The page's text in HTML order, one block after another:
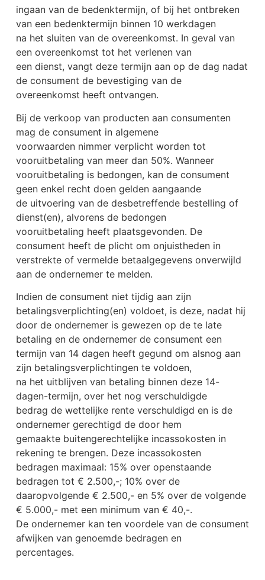
ingaan van de bedenktermijn, of bij het ontbreken
van een bedenktermijn binnen 10 werkdagen
na het sluiten van de overeenkomst. In geval van
een overeenkomst tot het verlenen van
een dienst, vangt deze termijn aan op de dag nadat
de consument de bevestiging van de
overeenkomst heeft ontvangen.
Bij de verkoop van producten aan consumenten
mag de consument in algemene
voorwaarden nimmer verplicht worden tot
vooruitbetaling van meer dan 50%. Wanneer
vooruitbetaling is bedongen, kan de consument
geen enkel recht doen gelden aangaande
de uitvoering van de desbetreffende bestelling of
dienst(en), alvorens de bedongen
vooruitbetaling heeft plaatsgevonden. De
consument heeft de plicht om onjuistheden in
verstrekte of vermelde betaalgegevens onverwijld
aan de ondernemer te melden.
Indien de consument niet tijdig aan zijn
betalingsverplichting(en) voldoet, is deze, nadat hij
door de ondernemer is gewezen op de te late
betaling en de ondernemer de consument een
termijn van 14 dagen heeft gegund om alsnog aan
zijn betalingsverplichtingen te voldoen,
na het uitblijven van betaling binnen deze 14-
dagen-termijn, over het nog verschuldigde
bedrag de wettelijke rente verschuldigd en is de
ondernemer gerechtigd de door hem
gemaakte buitengerechtelijke incassokosten in
rekening te brengen. Deze incassokosten
bedragen maximaal: 15% over openstaande
bedragen tot € 2.500,-; 10% over de
daaropvolgende € 2.500,- en 5% over de volgende
€ 5.000,- met een minimum van € 40,-.
De ondernemer kan ten voordele van de consument
afwijken van genoemde bedragen en
percentages.